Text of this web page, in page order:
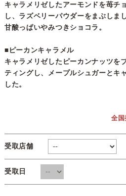
キャラメリゼしたアーモンドを苺チ
し、ラズベリーパウダーをまぶしま
甘酸っぱいやみつきショコラ。
■ピーカンキャラメル
キャラメリゼしたピーカンナッツを
ティングし、メープルシュガーとキ
した。
全
受取店舗
受取日